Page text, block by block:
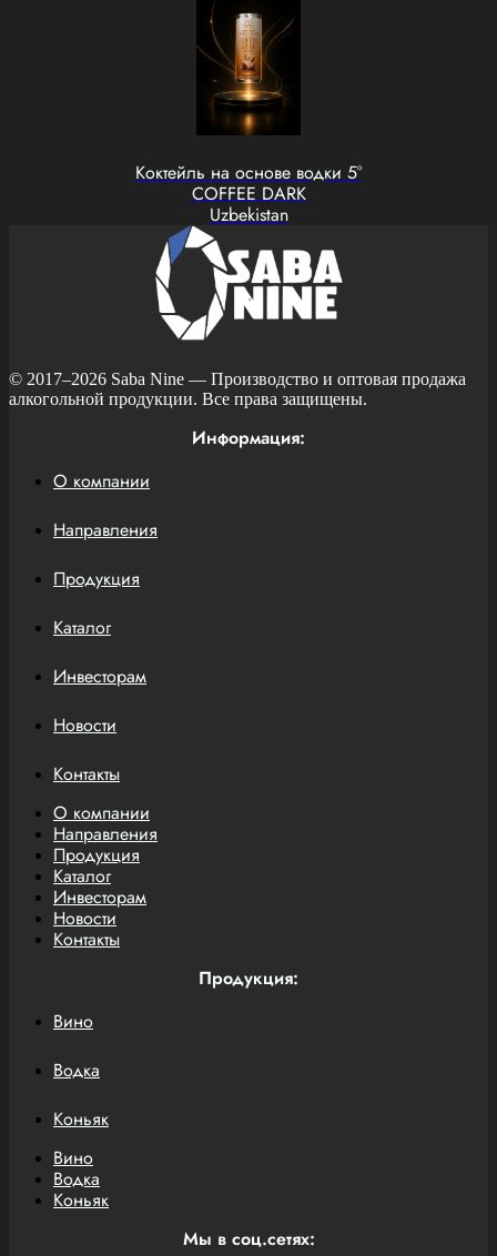
Коктейль на основе водки 5°
COFFEE DARK
Uzbekistan
© 2017–2026 Saba Nine — Производство и оптовая продажа
алкогольной продукции. Все права защищены.
Информация:
О компании
Направления
Продукция
Каталог
Инвесторам
Новости
Контакты
О компании
Направления
Продукция
Каталог
Инвесторам
Новости
Контакты
Продукция:
Вино
Водка
Коньяк
Вино
Водка
Коньяк
Мы в соц.сетях: